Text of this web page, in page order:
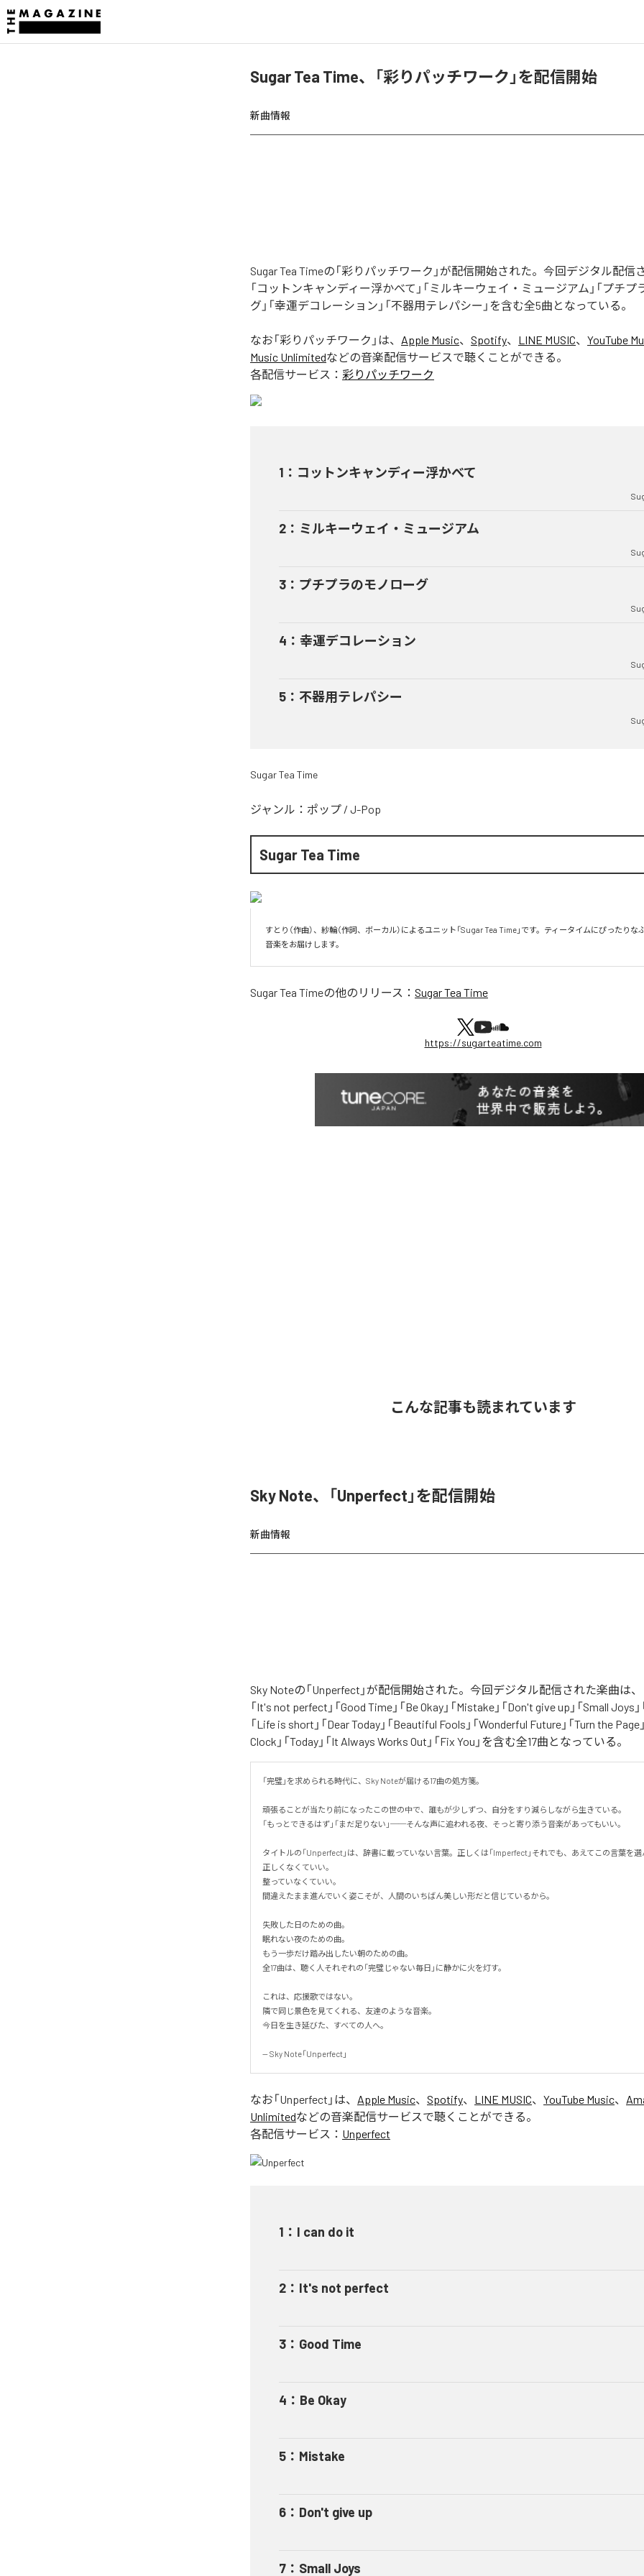
Sugar Tea Time、「彩りパッチワーク」を配信開始
新曲情報
Sugar Tea Timeの「彩りパッチワーク」が配信開始された。今回デジタル配信
「コットンキャンディー浮かべて」「ミルキーウェイ・ミュージアム」「プチプ
グ」「幸運デコレーション」「不器用テレパシー」を含む全5曲となっている。
なお「彩りパッチワーク 」は、 Apple Music、 Spotify、 LINE MUSIC、 YouTube
Music Unlimitedなどの音楽配信サービスで聴くことができる。
各配信サービス： 彩りパッチワーク
1 ： コットンキャンディー浮かべて
2 ： ミルキーウェイ・ミュージアム
3 ： プチプラのモノローグ
4 ： 幸運デコレーション
5 ： 不器用テレパシー
Sugar Tea Time
ジャンル： ポップ / J-Pop
Sugar Tea Time
すとり（作曲）、紗輪（作詞、ボーカル）によるユニット「Sugar Tea Time」です。ティータイムにぴったりな
音楽をお届けします。
Sugar Tea Timeの他のリリース： Sugar Tea Time
https://sugarteatime.com
こんな記事も読まれています
Sky Note、「Unperfect」を配信開始
新曲情報
Sky Noteの「Unperfect」が配信開始された。今回デジタル配信された楽曲は、
「It's not perfect」「Good Time」「Be Okay」「Mistake」「Don't give up」「Small Joys」
「Life is short」「Dear Today」「Beautiful Fools」「Wonderful Future」「Turn the Page
Clock」「Today」「It Always Works Out」「Fix You」を含む全17曲となっている。
「完璧」を求められる時代に、Sky Noteが届ける17曲の処方箋。
頑張ることが当たり前になったこの世の中で、誰もが少しずつ、自分をすり減らしながら生きている。
「もっとできるはず」「まだ足りない」──そんな声に追われる夜、そっと寄り添う音楽があってもいい。
タイトルの「Unperfect」は、辞書に載っていない言葉。正しくは「Imperfect」それでも、あえてこの言葉を選
正しくなくていい。
整っていなくていい。
間違えたまま進んでいく姿こそが、人間のいちばん美しい形だと信じているから。
失敗した日のための曲。
眠れない夜のための曲。
もう一歩だけ踏み出したい朝のための曲。
全17曲は、聴く人それぞれの「完璧じゃない毎日」に静かに火を灯す。
これは、応援歌ではない。
隣で同じ景色を見てくれる、友達のような音楽。
今日を生き延びた、すべての人へ。
-- Sky Note「Unperfect」
なお「Unperfect 」は、 Apple Music、 Spotify、 LINE MUSIC、 YouTube Music、
Unlimitedなどの音楽配信サービスで聴くことができる。
各配信サービス： Unperfect
1 ： I can do it
2 ： It's not perfect
3 ： Good Time
4 ： Be Okay
5 ： Mistake
6 ： Don't give up
7 ： Small Joys